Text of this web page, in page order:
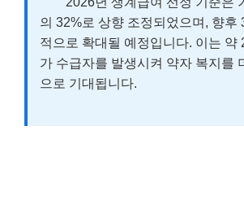
의 32%로 상향 조정되었으며, 향후
적으로 확대될 예정입니다. 이는 약
가 수급자를 발생시켜 약자 복지를
으로 기대됩니다.